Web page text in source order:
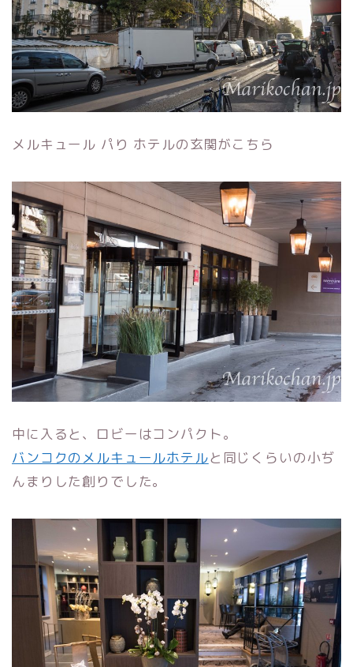
メルキュール パり ホテルの玄関がこちら
中に入ると、ロビーはコンパクト。
バンコクのメルキュールホテルと同じくらいの小ぢ
んまりした創りでした。